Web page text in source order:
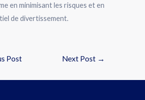
en minimisant les risques et en
de divertissement.
Post Next Post →